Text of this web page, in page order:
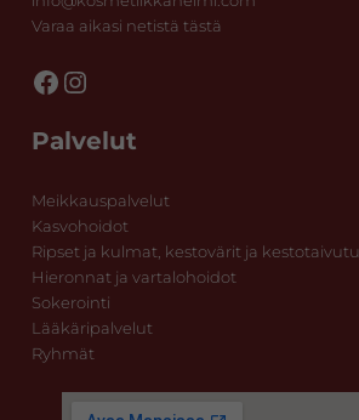
Varaa aikasi netistä tästä
Facebook Instagram
Palvelut
Meikkauspalvelut
Kasvohoidot
Ripset ja kulmat, kestovärit ja
Hieronnat ja vartalohoidot
Sokerointi
Lääkäripalvelut
Ryhmät